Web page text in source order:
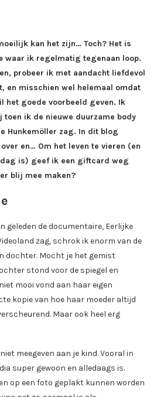
kan het zijn… Toch? Het is
waar ik regelmatig tegenaan loop.
probeer ik met aandacht liefdevol
en misschien wel helemaal omdat
het goede voorbeeld geven. Ik
ik de nieuwe duurzame body
Hunkemöller zag. In dit blog
en… Om het leven te vieren (en
is) geef ik een giftcard weg
blij mee maken?
geleden de documentaire, Eerlijke
zag, schrok ik enorm van de
dochter. Mocht je het gemist
stond voor de spiegel en
mooi vond aan haar eigen
kopie van hoe haar moeder altijd
Maar ook heel erg
meegeven aan je kind. Vooral in
super gewoon en alledaags is.
op een foto geplakt kunnen worden